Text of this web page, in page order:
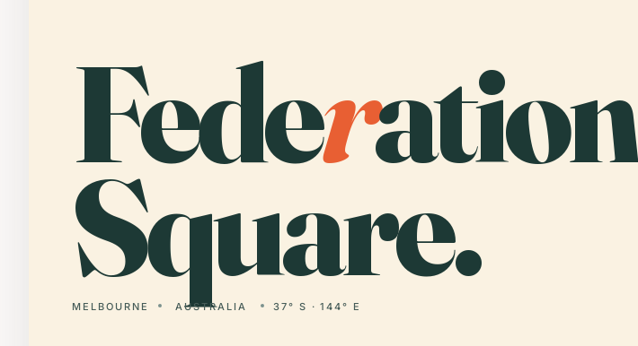
Federation
Square.
MELBOURNE AUSTRALIA 37° S · 144° E